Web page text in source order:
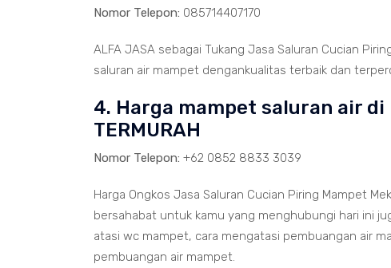
Nomor Telepon: 085714407170
ALFA JASA sebagai Tukang Jasa Saluran Cucian
saluran air mampet dengankualitas terbaik dan
4. Harga mampet saluran air
TERMURAH
Nomor Telepon: +62 0852 8833 3039
Harga Ongkos Jasa Saluran Cucian Piring Mampet
bersahabat untuk kamu yang menghubungi hari ini
atasi wc mampet, cara mengatasi pembuangan air
pembuangan air mampet.